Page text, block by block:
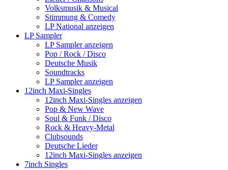
Volksmusik & Musical
Stimmung & Comedy
LP National anzeigen
LP Sampler
LP Sampler anzeigen
Pop / Rock / Disco
Deutsche Musik
Soundtracks
LP Sampler anzeigen
12inch Maxi-Singles
12inch Maxi-Singles anzeigen
Pop & New Wave
Soul & Funk / Disco
Rock & Heavy-Metal
Clubsounds
Deutsche Lieder
12inch Maxi-Singles anzeigen
7inch Singles